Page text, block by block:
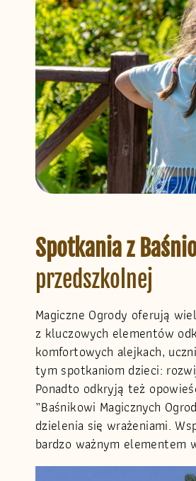
Spotkania z
przedszkolnej
Magiczne Ogrody oferują
z kluczowych elementów
komfortowych alejkach,
tym spotkaniom dzieci:
Ponadto odkryją też
„Baśnikowi Magicznych
dzielenia się wrażeniami.
bardzo ważnym elementem